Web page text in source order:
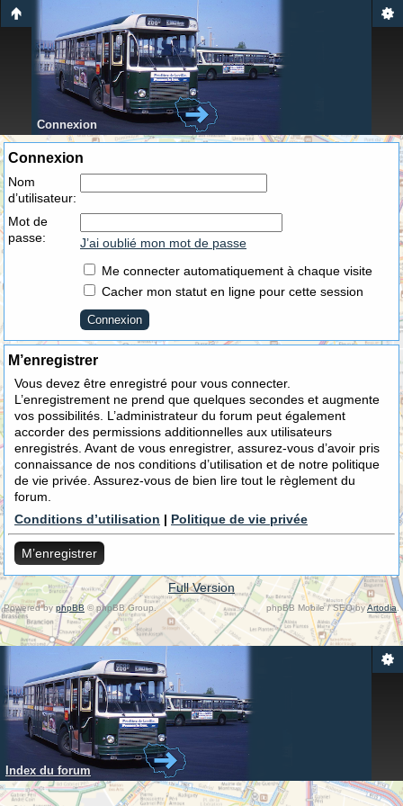
Connexion
Connexion
Nom
d’utilisateur:
Mot de
passe:
J’ai oublié mon mot de passe
Me connecter automatiquement à chaque visite
Cacher mon statut en ligne pour cette session
M’enregistrer
Vous devez être enregistré pour vous connecter.
L’enregistrement ne prend que quelques secondes et augmente
vos possibilités. L’administrateur du forum peut également
accorder des permissions additionnelles aux utilisateurs
enregistrés. Avant de vous enregistrer, assurez-vous d’avoir pris
connaissance de nos conditions d’utilisation et de notre politique
de vie privée. Assurez-vous de bien lire tout le règlement du
forum.
Conditions d’utilisation | Politique de vie privée
M’enregistrer
Full Version
Powered byphpBB © phpBB Group. phpBB Mobile / SEO byArtodia .
Index du forum